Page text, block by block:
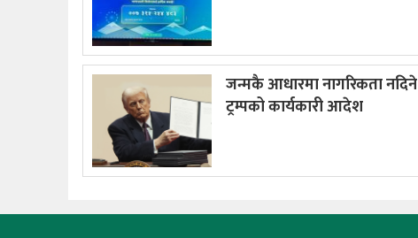
जन्मकै आधारमा नागरिकता नदिने
ट्रम्पको कार्यकारी आदेश